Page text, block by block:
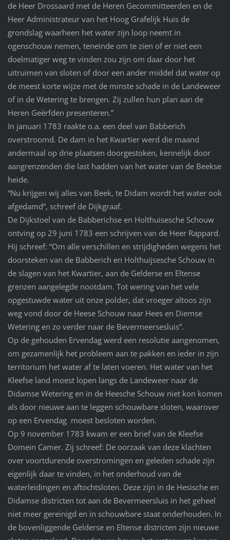
de Heer Drossaard met de Heren Gecommitteerden en de
Heer Administrateur van het Hoog Grafelijk Huis de
grondslag waarheen het water zijn loop neemt in
ogenschouw nemen, teneinde om te zien of er niet een
doelmatiger weg te vinden zou zijn om daar door het
uitruimen van sloten of door een ander middel dat water op
de meest korte wijze met de minste schade in de Landeweer
of in de Wetering te brengen. Zij zullen hun plan aan de
Heren Geërfden presenteren.”
In januari 1783 raakte o.a. een deel van Babberich
overstroomd. De dam in het Kwartier werd die maand
andermaal op drie plaatsen doorgestoken, kennelijk door
aangrenzenden die last hadden van het water van de Beekse
heide.
“Nu krijgen wij alles van Beek, te Didam wordt het water ook
afgedamd”, schreef de Dijkgraaf.
De Dijkstoel van de Babberichse en Holthuisesche Schouw
ontving op 29 juni 1783 een schrijven van de Heer Rappard.
Hij schreef: “Om alle verschillen en strijdigheden wegens het
doorsteken van de Babberich en Holthuijsesche Schouw in
de slagen van het Kwartier, aan de Gelderse en Eltense
grenzen aangelegde nootdam. Tot wering van het vele
opgestuwde water uit onze polder, dat vroeger altoos zijn
weg vond door de Heese Schouw naar Hees en Diemse
Wetering en zo verder naar de Bevermeersesluis”.
Op de gehouden Ervendag werd een resolutie aangenomen,
om gezamenlijk het probleem aan te pakken en ieder in zijn
territorium het water af te laten voeren. Het water van het
Kleefse land moest lopen langs de Landeweer naar de
Didamse Wetering en in de Heesche Schouw niet kon komen
als door nieuwe aan te leggen schouwbare sloten, waarover
op een Ervendag moest besloten worden.
Op 9 november 1783 kwam er een brief van de Kleefse
Domein Camer. Zij schreef: De oorzaak van deze klachten
over voortdurende overstromingen en geleden schade zijn
eigenlijk daar te vinden, in het onderhoud van de
waterleidingen en aftochtsloten. Deze zijn in de Hesische en
Didamse districten tot aan de Bevermeersluis in het geheel
niet meer gereinigd en in schouwbare staat onderhouden. In
de bovenliggende Gelderse en Eltense districten zijn nieuwe